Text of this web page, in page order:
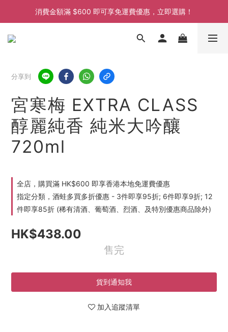
消費金額滿 $600 即可享免運費優惠，立即選購！
消費金額滿 $600 即可享免運費優惠，立即選購！
消費金額滿 $600 即可享免運費優惠，立即選購！
分享到
宮寒梅 EXTRA CLASS
醇麗純香 純米大吟釀
720ml
全店，購買滿 HK$600 即享香港本地免運費優惠
指定分類，酒蛙多買多折優惠 - 3件即享95折; 6件即享9折; 12
件即享85折 (稀有清酒、葡萄酒、烈酒、及特別優惠商品除外)
HK$438.00
售完
貨到通知我
加入追蹤清單